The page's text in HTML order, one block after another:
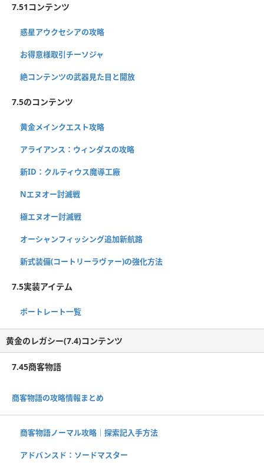
7.51コンテンツ
惑星アウクセシアの攻略
お得意様取引チーソジャ
絶コンテンツの武器見た目と開放
7.5のコンテンツ
黄金メインクエスト攻略
アライアンス：ウィンダスの攻略
新ID：クルティウス魔導工廠
Nエヌオー討滅戦
極エヌオー討滅戦
オーシャンフィッシング追加新航路
新式装備(コートリーラヴァー)の強化方法
7.5実装アイテム
ポートレート一覧
黄金のレガシー(7.4)コンテンツ
7.45商客物語
商客物語の攻略情報まとめ
商客物語ノーマル攻略｜探索記入手方法
アドバンスド：ソードマスター